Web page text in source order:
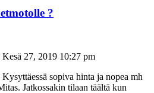
?
Kesä 27, 2019 10:27 pm
sopiva hinta ja nopea mh
Jatkossakin tilaan täältä kun